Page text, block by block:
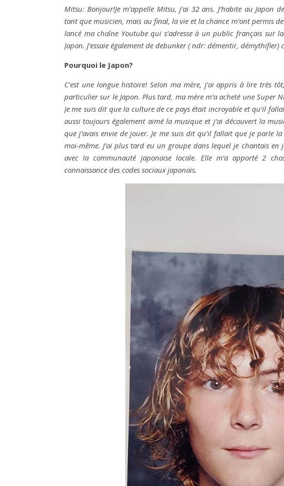
Mitsu: Bonjour!Je m’appelle Mitsu, j’ai 32 ans. J’habite au Japon
tant que musicien, mais au final, la vie et la chance m’ont permis
lancé ma chaîne Youtube qui s’adresse à un public français sur
Japon. J’essaie également de debunker ( ndr: démentir, démythifier)
Pourquoi le Japon?
C’est une longue histoire! Selon ma mère, j’ai appris à lire très
particulier sur le Japon. Plus tard, ma mère m’a acheté une Super
Je me suis dit que la culture de ce pays était incroyable et qu’il
aussi toujours également aimé la musique et j’ai découvert la
que j’avais envie de jouer. Je me suis dit qu’il fallait que je parle
moi-même. J’ai plus tard eu un groupe dans lequel je chantais en
avec la communauté japonaise locale. Elle m’a apporté 2
connaissance des codes sociaux japonais.